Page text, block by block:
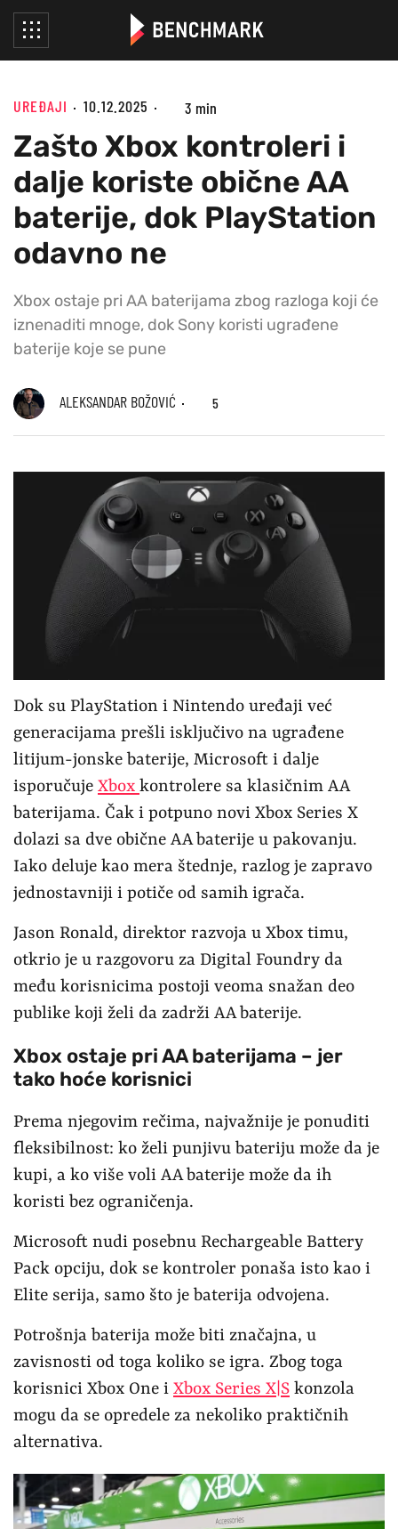
UREĐAJI 10.12.2025 3 min
Zašto Xbox kontroleri i
dalje koriste obične AA
baterije, dok PlayStation
odavno ne
Xbox ostaje pri AA baterijama zbog razloga koji će
iznenaditi mnoge, dok Sony koristi ugrađene
baterije koje se pune
ALEKSANDAR BOŽOVIĆ 5
Dok su PlayStation i Nintendo uređaji već
generacijama prešli isključivo na ugrađene
litijum-jonske baterije, Microsoft i dalje
isporučuje Xbox kontrolere sa klasičnim AA
baterijama. Čak i potpuno novi Xbox Series X
dolazi sa dve obične AA baterije u pakovanju.
Iako deluje kao mera štednje, razlog je zapravo
jednostavniji i potiče od samih igrača.
Jason Ronald, direktor razvoja u Xbox timu,
otkrio je u razgovoru za Digital Foundry da
među korisnicima postoji veoma snažan deo
publike koji želi da zadrži AA baterije.
Xbox ostaje pri AA baterijama – jer
tako hoće korisnici
Prema njegovim rečima, najvažnije je ponuditi
fleksibilnost: ko želi punjivu bateriju može da je
kupi, a ko više voli AA baterije može da ih
koristi bez ograničenja.
Microsoft nudi posebnu Rechargeable Battery
Pack opciju, dok se kontroler ponaša isto kao i
Elite serija, samo što je baterija odvojena.
Potrošnja baterija može biti značajna, u
zavisnosti od toga koliko se igra. Zbog toga
korisnici Xbox One i Xbox Series X|S konzola
mogu da se opredele za nekoliko praktičnih
alternativa.